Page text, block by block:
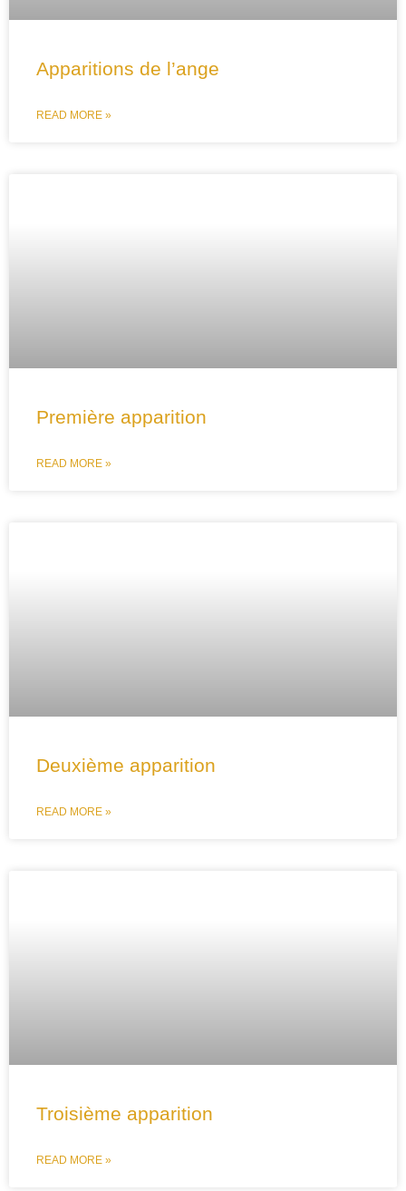
Apparitions de l’ange
READ MORE »
Première apparition
READ MORE »
Deuxième apparition
READ MORE »
Troisième apparition
READ MORE »